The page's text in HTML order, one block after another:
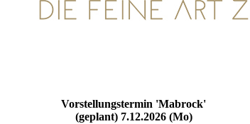
Vorstellungstermin 'Mabrock'
(geplant) 7.12.2026 (Mo)